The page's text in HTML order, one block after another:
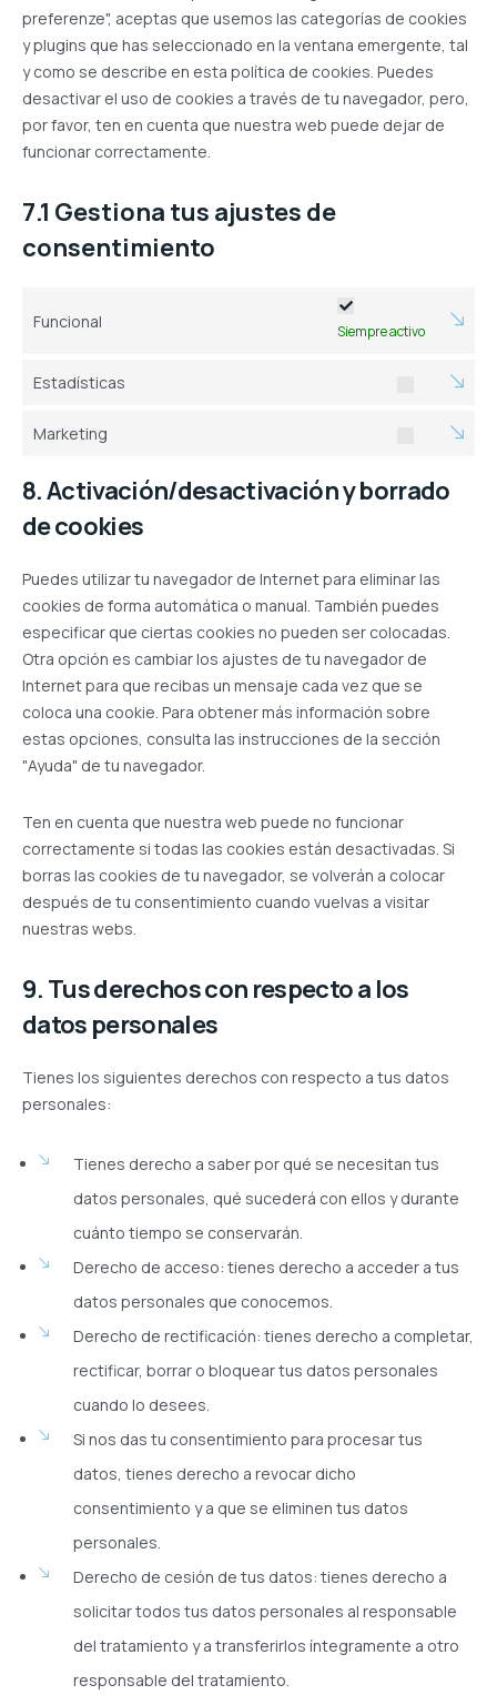
preferenze", aceptas que usemos las categorías de cookies
y plugins que has seleccionado en la ventana emergente, tal
y como se describe en esta política de cookies. Puedes
desactivar el uso de cookies a través de tu navegador, pero,
por favor, ten en cuenta que nuestra web puede dejar de
funcionar correctamente.
7.1 Gestiona tus ajustes de
consentimiento
Funcional Siempre activo
Estadísticas
Marketing
8. Activación/desactivación y borrado
de cookies
Puedes utilizar tu navegador de Internet para eliminar las
cookies de forma automática o manual. También puedes
especificar que ciertas cookies no pueden ser colocadas.
Otra opción es cambiar los ajustes de tu navegador de
Internet para que recibas un mensaje cada vez que se
coloca una cookie. Para obtener más información sobre
estas opciones, consulta las instrucciones de la sección
"Ayuda" de tu navegador.
Ten en cuenta que nuestra web puede no funcionar
correctamente si todas las cookies están desactivadas. Si
borras las cookies de tu navegador, se volverán a colocar
después de tu consentimiento cuando vuelvas a visitar
nuestras webs.
9. Tus derechos con respecto a los
datos personales
Tienes los siguientes derechos con respecto a tus datos
personales:
Tienes derecho a saber por qué se necesitan tus
datos personales, qué sucederá con ellos y durante
cuánto tiempo se conservarán.
Derecho de acceso: tienes derecho a acceder a tus
datos personales que conocemos.
Derecho de rectificación: tienes derecho a completar,
rectificar, borrar o bloquear tus datos personales
cuando lo desees.
Si nos das tu consentimiento para procesar tus
datos, tienes derecho a revocar dicho
consentimiento y a que se eliminen tus datos
personales.
Derecho de cesión de tus datos: tienes derecho a
solicitar todos tus datos personales al responsable
del tratamiento y a transferirlos íntegramente a otro
responsable del tratamiento.